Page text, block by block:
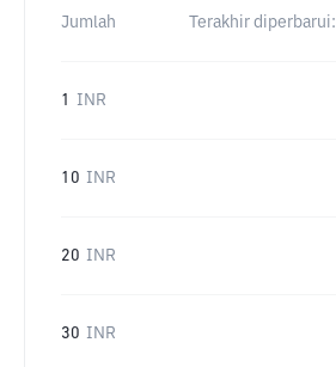
Jumlah Terakhir diperbarui:
1 INR
10 INR
20 INR
30 INR